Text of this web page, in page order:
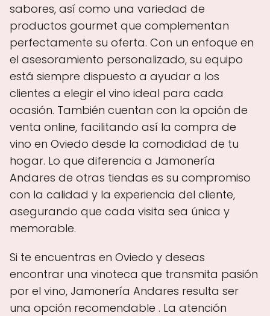
sabores, así como una variedad de
productos gourmet que complementan
perfectamente su oferta. Con un enfoque en
el asesoramiento personalizado, su equipo
está siempre dispuesto a ayudar a los
clientes a elegir el vino ideal para cada
ocasión. También cuentan con la opción de
venta online, facilitando así la compra de
vino en Oviedo desde la comodidad de tu
hogar. Lo que diferencia a Jamonería
Andares de otras tiendas es su compromiso
con la calidad y la experiencia del cliente,
asegurando que cada visita sea única y
memorable.
Si te encuentras en Oviedo y deseas
encontrar una vinoteca que transmita pasión
por el vino, Jamonería Andares resulta ser
una opción recomendable . La atención